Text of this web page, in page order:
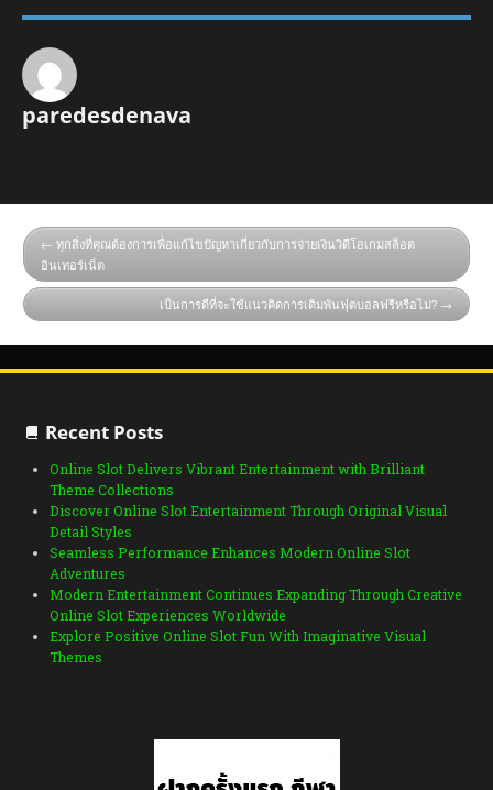
paredesdenava
ทุกสิ่งที่คุณต้องการเพื่อแก้ไขปัญหาเกี่ยวกับการจ่ายเงินวิดีโอเกมสล็อต
อินเทอร์เน็ต
เป็นการดีที่จะใช้แนวคิดการเดิมพันฟุตบอลฟรีหรือไม่?
Recent Posts
Online Slot Delivers Vibrant Entertainment with Brilliant
Theme Collections
Discover Online Slot Entertainment Through Original Visual
Detail Styles
Seamless Performance Enhances Modern Online Slot
Adventures
Modern Entertainment Continues Expanding Through Creative
Online Slot Experiences Worldwide
Explore Positive Online Slot Fun With Imaginative Visual
Themes